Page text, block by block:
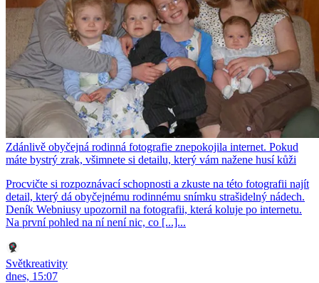
Zdánlivě obyčejná rodinná fotografie znepokojila internet. Pokud
máte bystrý zrak, všimnete si detailu, který vám nažene husí kůži
Procvičte si rozpoznávací schopnosti a zkuste na této fotografii najít
detail, který dá obyčejnému rodinnému snímku strašidelný nádech.
Deník Webniusy upozornil na fotografii, která koluje po internetu.
Na první pohled na ní není nic, co [...]...
Světkreativity
dnes, 15:07